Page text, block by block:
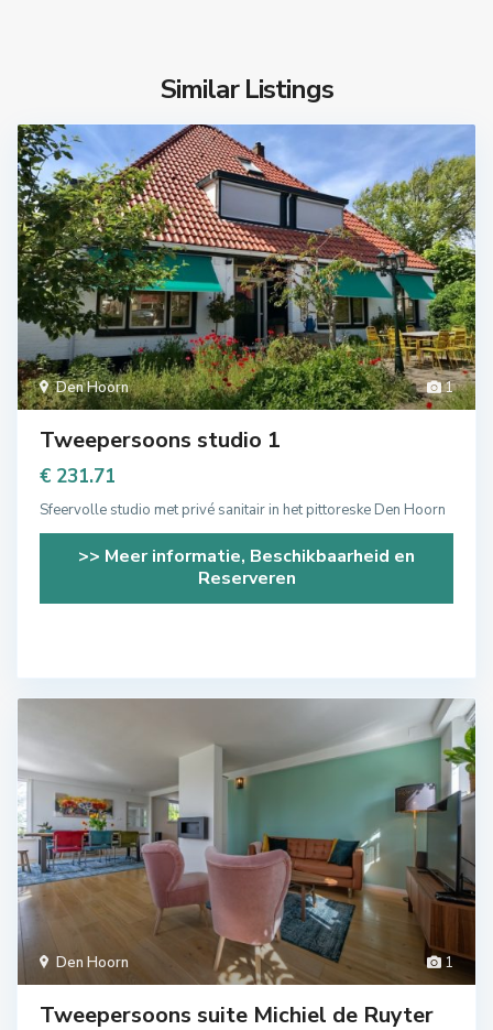
Similar Listings
1
Den Hoorn
Tweepersoons studio 1
€ 231.71
Sfeervolle studio met privé sanitair in het pittoreske Den Hoorn
>> Meer informatie, Beschikbaarheid en
Reserveren
1
Den Hoorn
Tweepersoons suite Michiel de Ruyter